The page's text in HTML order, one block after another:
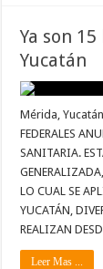
Ya son
Yucatán
Mérida,
FEDERALES
SANITARIA.
LO CUAL SE
YUCATÁN,
REALIZAN
Leer Mas ...